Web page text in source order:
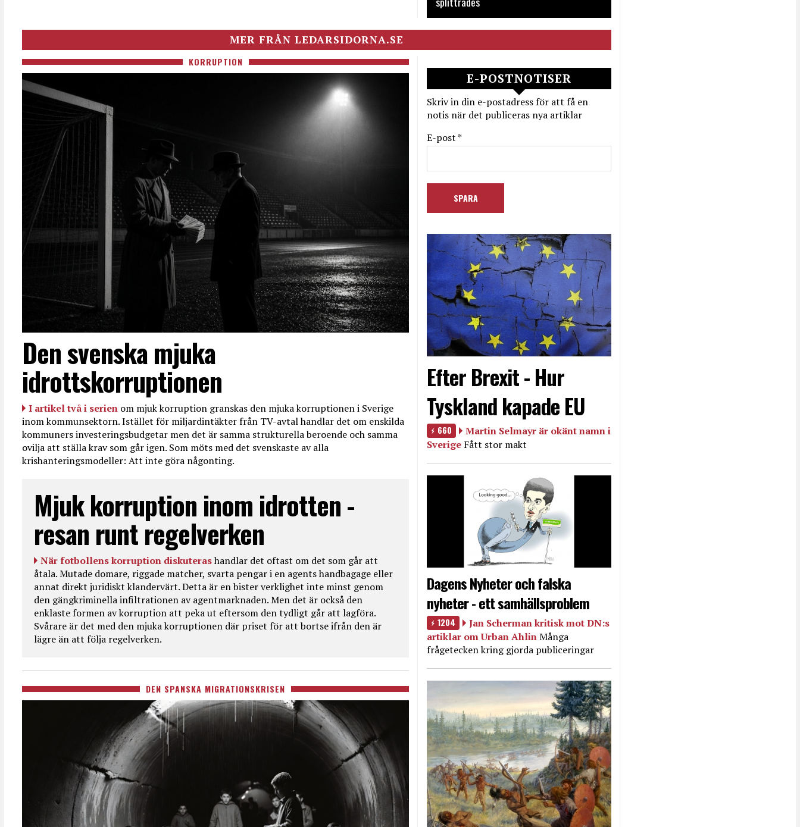
MER FRÅN LEDARSIDORNA.SE
KORRUPTION
Den svenska mjuka
idrottskorruptionen
I artikel två i serien om mjuk korruption granskas den mjuka korruptionen i Sverige
inom kommunsektorn. Istället för miljardintäkter från TV-avtal handlar det om enskilda
kommuners investeringsbudgetar men det är samma strukturella beroende och samma
ovilja att ställa krav som går igen. Som möts med det svenskaste av alla
krishanteringsmodeller: Att inte göra någonting.
Mjuk korruption inom idrotten -
resan runt regelverken
När fotbollens korruption diskuterashandlar det oftast om det som går att
åtala. Mutade domare, riggade matcher, svarta pengar i en agents handbagage eller
annat direkt juridiskt klandervärt. Detta är en bister verklighet inte minst genom
den gängkriminella infiltrationen av agentmarknaden. Men det är också den
enklaste formen av korruption att peka ut eftersom den tydligt går att lagföra.
Svårare är det med den mjuka korruptionen där priset för att bortse ifrån den är
lägre än att följa regelverken.
DEN SPANSKA MIGRATIONSKRISEN
E-POSTNOTISER
Skriv in din e-postadress för att få en
notis när det publiceras nya artiklar
E-post *
Efter Brexit - Hur
Tyskland kapade EU
660
Martin Selmayr är okänt namn i
Sverige Fått stor makt
Dagens Nyheter och falska
nyheter - ett samhällsproblem
1204
Jan Scherman kritisk mot DN:s
artiklar om Urban AhlinMånga
frågetecken kring gjorda publiceringar